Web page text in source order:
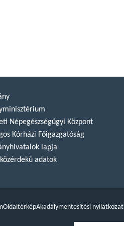
Népegészségügyi Központ
Kórházi Főigazgatóság
lapja
adatok
OldaltérképAkadálymentesítési nyilatkozat